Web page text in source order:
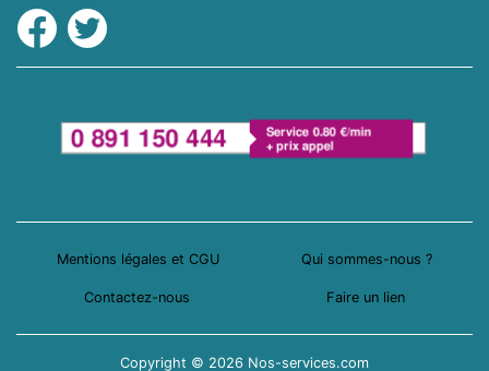
Facebook
Twitter
Mentions légales et CGU Qui sommes-nous ?
Contactez-nous Faire un lien
Copyright © 2026 Nos-services.com